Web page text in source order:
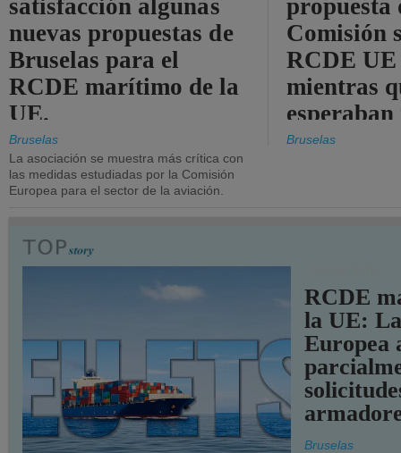
satisfacción algunas
nuevas propuestas de
Bruselas para el
RCDE marítimo de la
UE.
Bruselas
La asociación se muestra más crítica con
las medidas estudiadas por la Comisión
Europea para el sector de la aviación.
propuesta
Comisión
RCDE
mientras
más
Bruselas
RCDE
la UE:
Europea
Bruselas